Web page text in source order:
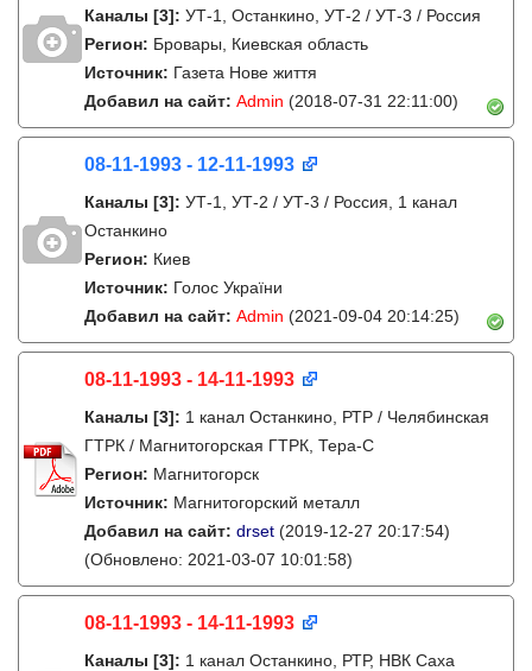
Каналы [3]: УТ-1, Останкино, УТ-2 / УТ-3 / Россия
Регион: Бровары, Киевская область
Источник: Газета Нове життя
Добавил на сайт: Admin (2018-07-31 22:11:00)
08-11-1993 - 12-11-1993
Каналы [3]: УТ-1, УТ-2 / УТ-3 / Россия, 1 канал
Останкино
Регион: Киев
Источник: Голос України
Добавил на сайт: Admin (2021-09-04 20:14:25)
08-11-1993 - 14-11-1993
Каналы [3]: 1 канал Останкино, РТР / Челябинская
ГТРК / Магнитогорская ГТРК, Тера-С
Регион: Магнитогорск
Источник: Магнитогорский металл
Добавил на сайт: drset (2019-12-27 20:17:54)
(Обновлено: 2021-03-07 10:01:58)
08-11-1993 - 14-11-1993
Каналы [3]: 1 канал Останкино, РТР, НВК Саха